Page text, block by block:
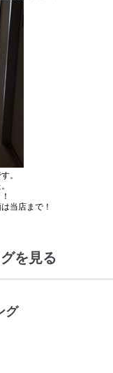
。
当店まで！
を見る
グ